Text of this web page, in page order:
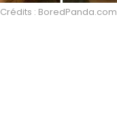
Crédits : BoredPanda.com